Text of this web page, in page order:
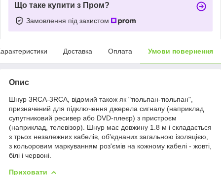
Що таке купити з Пром?
Замовлення під захистом
Доставка Оплата Умови повернення
Опис
Шнур 3RCA-3RCA, відомий також як "тюльпан-тюльпан",
призначений для підключення джерела сигналу (наприклад
супутниковий ресивер або DVD-плеєр) з пристроєм
(наприклад, телевізор). Шнур має довжину 1.8 м і складається
з трьох незалежних кабелів, об'єднаних загальною ізоляцією,
з кольоровим маркуванням роз'ємів на кожному кабелі - жовті,
білі і червоні.
Приховати